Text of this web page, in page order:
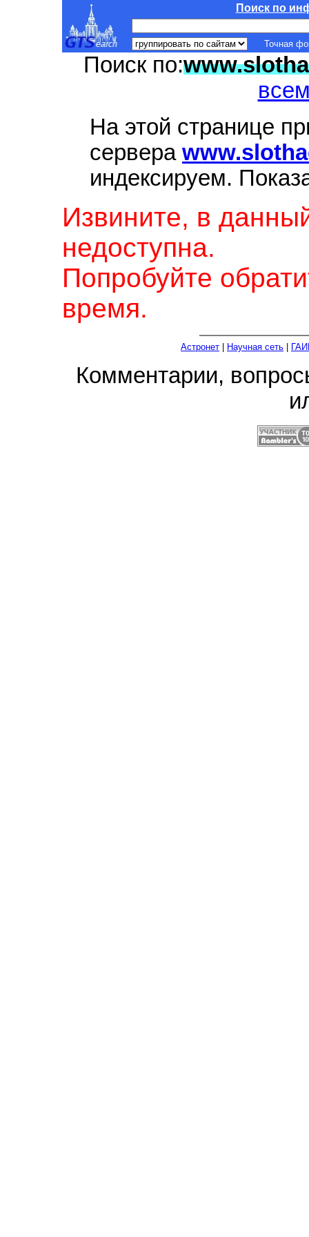
Поиск по
Точная
Поиск по:
На этой странице
сервера
индексируем.
Извините, в
недоступна.
Попробуйте
время.
Астронет Научная сеть
Комментарии,